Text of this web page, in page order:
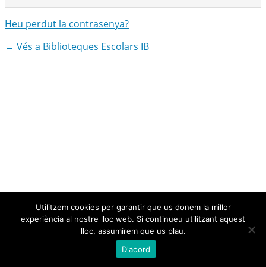
Heu perdut la contrasenya?
← Vés a Biblioteques Escolars IB
Utilitzem cookies per garantir que us donem la millor
experiència al nostre lloc web. Si continueu utilitzant aquest
lloc, assumirem que us plau.
D'acord